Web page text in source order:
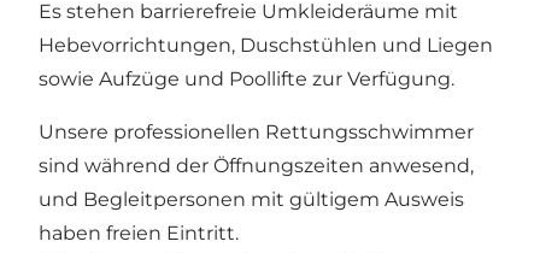
Es stehen barrierefreie Umkleideräume mit
Hebevorrichtungen, Duschstühlen und Liegen
sowie Aufzüge und Poollifte zur Verfügung.
Unsere professionellen Rettungsschwimmer
sind während der Öffnungszeiten anwesend,
und Begleitpersonen mit gültigem Ausweis
haben freien Eintritt.